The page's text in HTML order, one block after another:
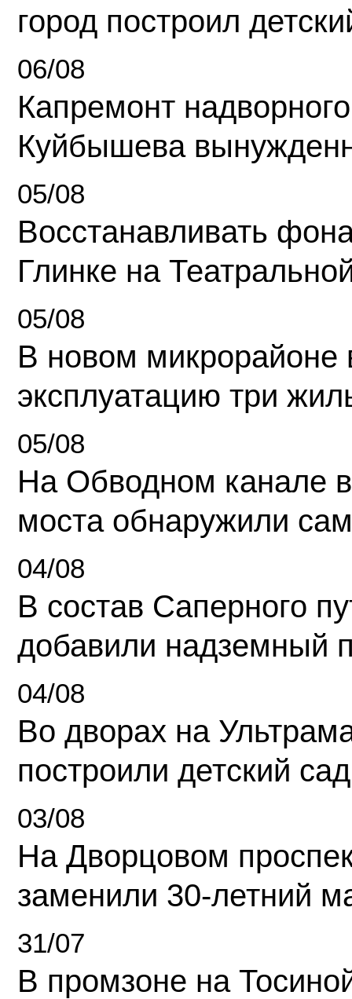
город построил
06/08
Капремонт
Куйбышева
05/08
Восстанавливать
Глинке на
05/08
В новом микрорайоне
эксплуатацию три
05/08
На Обводном канале
моста обнаружили
04/08
В состав Саперного
добавили надземный
04/08
Во дворах на
построили детский сад
03/08
На Дворцовом
заменили 30-летний
31/07
В промзоне на